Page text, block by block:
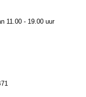
11.00 - 19.00 uur